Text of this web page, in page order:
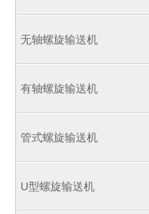
无轴螺旋输送机
有轴螺旋输送机
管式螺旋输送机
U型螺旋输送机